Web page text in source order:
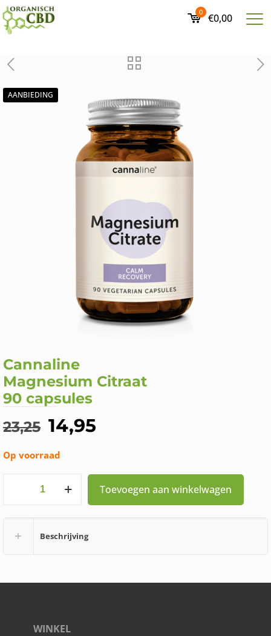
0 €0,00
AANBIEDING
Cannaline
Magnesium Citraat
90 capsules
23,25 Oorspronkelijke
was:
€23,25.
14,95
€14,95.
Op voorraad
Cannaline
aantal
Toevoegen aan winkelwagen
Beschrijving
WINKEL